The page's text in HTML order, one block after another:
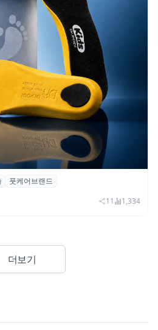
동 발 건강 위한 ‘닥터포
풋케어브랜드
11 1,334
더보기